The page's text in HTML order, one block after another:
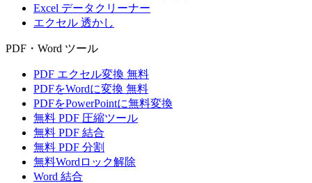
Excel データクリーナー
エクセル 透かし
PDF・Word ツール
PDF エクセル変換 無料
PDFをWordに変換 無料
PDFをPowerPointに無料変換
無料 PDF 圧縮ツール
無料 PDF 結合
無料 PDF 分割
無料Wordロック解除
Word 結合